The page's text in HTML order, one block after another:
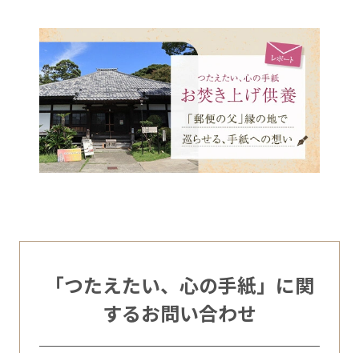
「つたえたい、心の手紙」に関
するお問い合わせ